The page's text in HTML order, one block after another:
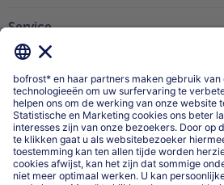
Service
Categorieën